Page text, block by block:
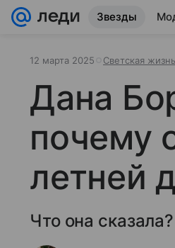
Звезды
12 марта 2025 Светская жизнь
Дана
почему
летней
Что она сказала?